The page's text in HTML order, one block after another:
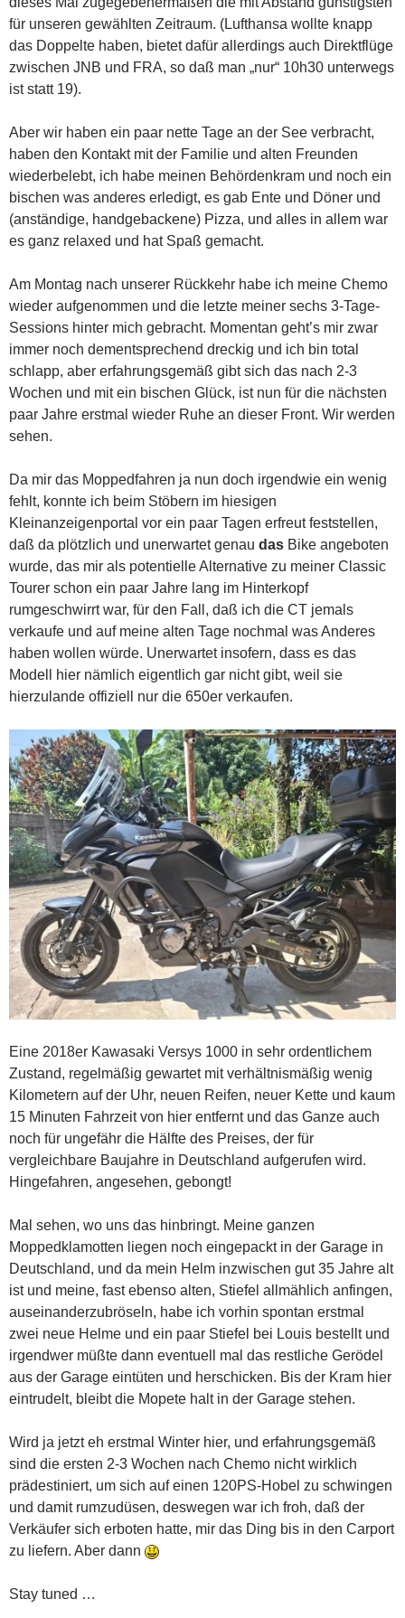
für unseren gewählten Zeitraum. (Lufthansa wollte knapp
das Doppelte haben, bietet dafür allerdings auch Direktflüge
zwischen JNB und FRA, so daß man „nur“ 10h30 unterwegs
ist statt 19).
Aber wir haben ein paar nette Tage an der See verbracht,
haben den Kontakt mit der Familie und alten Freunden
wiederbelebt, ich habe meinen Behördenkram und noch ein
bischen was anderes erledigt, es gab Ente und Döner und
(anständige, handgebackene) Pizza, und alles in allem war
es ganz relaxed und hat Spaß gemacht.
Am Montag nach unserer Rückkehr habe ich meine Chemo
wieder aufgenommen und die letzte meiner sechs 3-Tage-
Sessions hinter mich gebracht. Momentan geht’s mir zwar
immer noch dementsprechend dreckig und ich bin total
schlapp, aber erfahrungsgemäß gibt sich das nach 2-3
Wochen und mit ein bischen Glück, ist nun für die nächsten
paar Jahre erstmal wieder Ruhe an dieser Front. Wir werden
sehen.
Da mir das Moppedfahren ja nun doch irgendwie ein wenig
fehlt, konnte ich beim Stöbern im hiesigen
Kleinanzeigenportal vor ein paar Tagen erfreut feststellen,
daß da plötzlich und unerwartet genau das Bike angeboten
wurde, das mir als potentielle Alternative zu meiner Classic
Tourer schon ein paar Jahre lang im Hinterkopf
rumgeschwirrt war, für den Fall, daß ich die CT jemals
verkaufe und auf meine alten Tage nochmal was Anderes
haben wollen würde. Unerwartet insofern, dass es das
Modell hier nämlich eigentlich gar nicht gibt, weil sie
hierzulande offiziell nur die 650er verkaufen.
Eine 2018er Kawasaki Versys 1000 in sehr ordentlichem
Zustand, regelmäßig gewartet mit verhältnismäßig wenig
Kilometern auf der Uhr, neuen Reifen, neuer Kette und kaum
15 Minuten Fahrzeit von hier entfernt und das Ganze auch
noch für ungefähr die Hälfte des Preises, der für
vergleichbare Baujahre in Deutschland aufgerufen wird.
Hingefahren, angesehen, gebongt!
Mal sehen, wo uns das hinbringt. Meine ganzen
Moppedklamotten liegen noch eingepackt in der Garage in
Deutschland, und da mein Helm inzwischen gut 35 Jahre alt
ist und meine, fast ebenso alten, Stiefel allmählich anfingen,
auseinanderzubröseln, habe ich vorhin spontan erstmal
zwei neue Helme und ein paar Stiefel bei Louis bestellt und
irgendwer müßte dann eventuell mal das restliche Gerödel
aus der Garage eintüten und herschicken. Bis der Kram hier
eintrudelt, bleibt die Mopete halt in der Garage stehen.
Wird ja jetzt eh erstmal Winter hier, und erfahrungsgemäß
sind die ersten 2-3 Wochen nach Chemo nicht wirklich
prädestiniert, um sich auf einen 120PS-Hobel zu schwingen
und damit rumzudüsen, deswegen war ich froh, daß der
Verkäufer sich erboten hatte, mir das Ding bis in den Carport
zu liefern. Aber dann
Stay tuned …